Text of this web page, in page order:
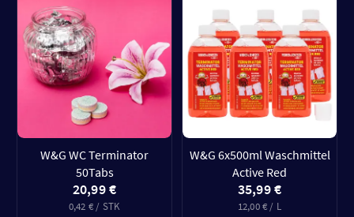
W&G WC Terminator
50Tabs
20,99 €
0,42 € / STK
W&G 6x500ml Waschmittel
Active Red
35,99 €
12,00 € / L